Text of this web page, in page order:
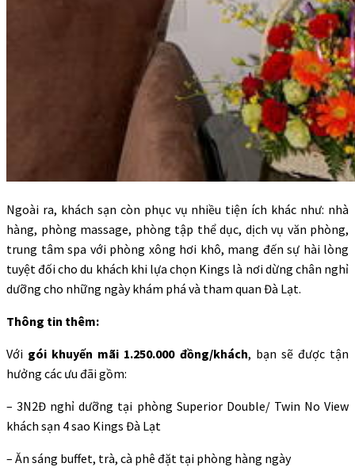
Ngoài ra, khách sạn còn phục vụ nhiều tiện ích khác như: nhà
hàng, phòng massage, phòng tập thể dục, dịch vụ văn phòng,
trung tâm spa với phòng xông hơi khô, mang đến sự hài lòng
tuyệt đối cho du khách khi lựa chọn Kings là nơi dừng chân nghỉ
dưỡng cho những ngày khám phá và tham quan Đà Lạt.
Thông tin thêm:
Với gói khuyến mãi 1.250.000 đồng/khách, bạn sẽ được tận
hưởng các ưu đãi gồm:
– 3N2Đ nghỉ dưỡng tại phòng Superior Double/ Twin No View
khách sạn 4 sao Kings Đà Lạt
– Ăn sáng buffet, trà, cà phê đặt tại phòng hàng ngày